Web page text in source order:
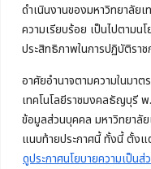
ดำเนินงานของมหาวิทยาลัย
ความเรียบร้อย เป็นไปตามน
ประสิทธิภาพในการปฏิบัติรา
อาศัยอำนาจตามความในม
เทคโนโลยีราชมงคลธัญบุรี
ข้อมูลส่วนบุคคล มหาวิทยาลั
แนบท้ายประกาศนี้ ทั้งนี้ ตั้ง
ดูประกาศนโยบายความเป็นส่
Copyright © 2022 คณะบริ